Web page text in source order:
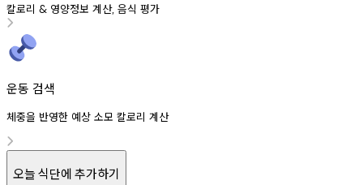
칼로리 & 영양정보 계산, 음식 평가
운동 검색
체중을 반영한 예상 소모 칼로리 계산
오늘 식단에 추가하기